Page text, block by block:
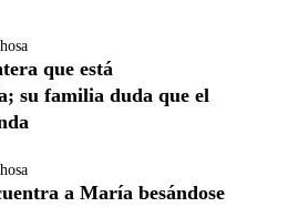
que está
su familia duda que el
a María besándose